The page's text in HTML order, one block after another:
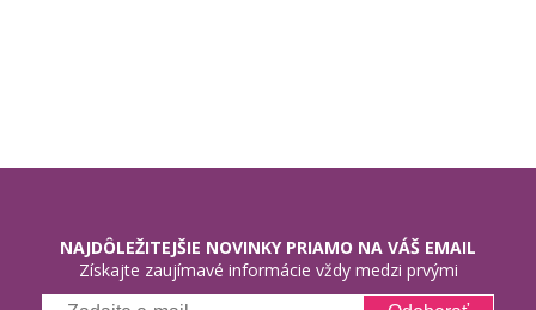
NAJDÔLEŽITEJŠIE NOVINKY PRIAMO NA VÁŠ EMAIL
Získajte zaujímavé informácie vždy medzi prvými